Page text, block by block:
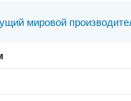
мировой